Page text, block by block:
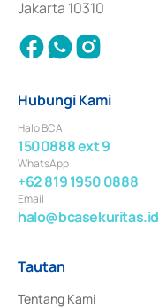
Jakarta 10310
Hubungi Kami
Halo BCA
1500888 ext 9
WhatsApp
+62 819 1950 0888
Email
halo@bcasekuritas.id
Tautan
Tentang Kami